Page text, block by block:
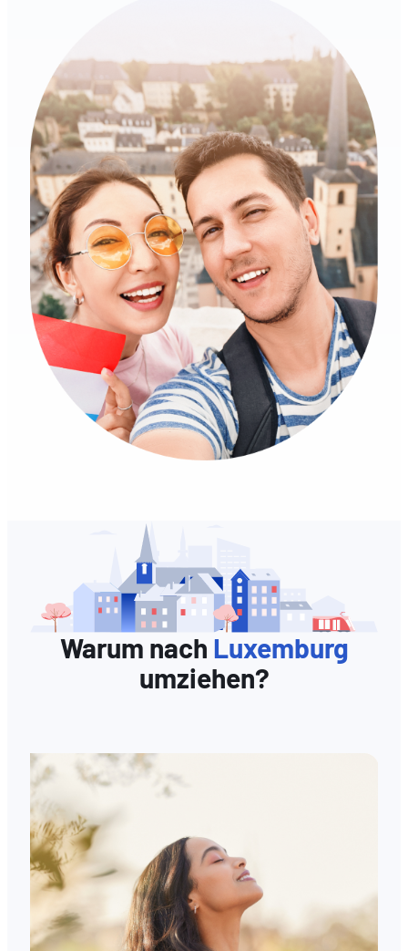
Warum nach Luxemburg
umziehen?